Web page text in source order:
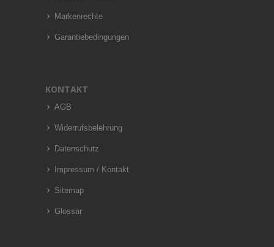
Markenrechte
Garantiebedingungen
KONTAKT
AGB
Widerrufsbelehrung
Datenschutz
Impressum / Kontakt
Sitemap
Glossar